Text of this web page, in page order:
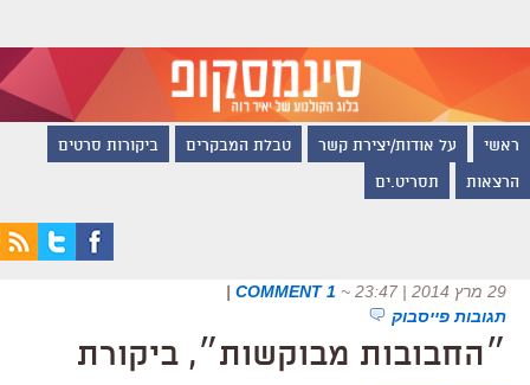
ראשי על אודות/יצירת קשר טבלת המבקרים ביקורות סרטים
הרצאות תסריט.ים
29 מרץ 2014 | 23:47 ~
1 COMMENT
|
תגובות פייסבוק
״החבובות מבוקשות״, ביקורת